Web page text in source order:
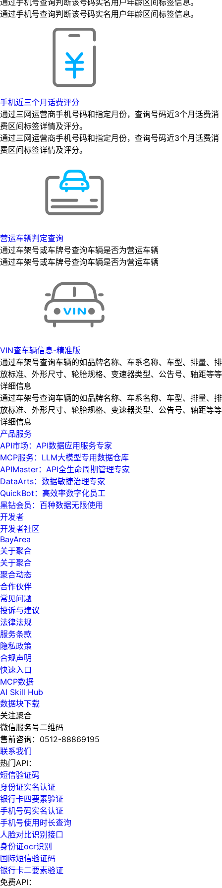
通过手机号查询判断该号码实名用户年龄区间标签信息。
手机近三个月话费评分
通过三网运营商手机号码和指定月份，查询号码近3个月话费消
费区间标签详情及评分。
通过三网运营商手机号码和指定月份，查询号码近3个月话费消
费区间标签详情及评分。
营运车辆判定查询
通过车架号或车牌号查询车辆是否为营运车辆
通过车架号或车牌号查询车辆是否为营运车辆
VIN查车辆信息-精准版
通过车架号查询车辆的如品牌名称、车系名称、车型、排量、排
放标准、外形尺寸、轮胎规格、变速器类型、公告号、轴距等等
详细信息
通过车架号查询车辆的如品牌名称、车系名称、车型、排量、排
放标准、外形尺寸、轮胎规格、变速器类型、公告号、轴距等等
详细信息
产品服务
API市场：API数据应用服务专家
MCP服务：LLM大模型专用数据仓库
APIMaster：API全生命周期管理专家
DataArts：数据敏捷治理专家
QuickBot：高效率数字化员工
黑钻会员：百种数据无限使用
开发者
开发者社区
BayArea
关于聚合
关于聚合
聚合动态
合作伙伴
常见问题
投诉与建议
法律法规
服务条款
隐私政策
合规声明
快速入口
MCP数据
AI Skill Hub
数据块下载
关注聚合
微信服务号二维码
售前咨询： 0512-88869195
联系我们
热门API：
短信验证码
身份证实名认证
银行卡四要素验证
手机号码实名认证
手机号使用时长查询
人脸对比识别接口
身份证ocr识别
国际短信验证码
银行卡二要素验证
免费API：